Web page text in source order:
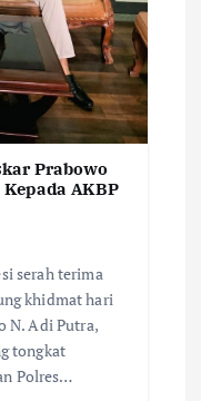
Prabowo
AKBP
serah terima
khidmat hari
N. Adi Putra,
tongkat
Polres…